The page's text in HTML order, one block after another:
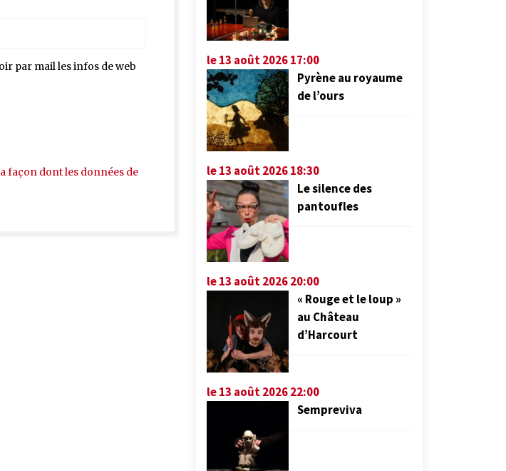
par mail les infos de web
façon dont les données de
le 13 août 2026 17:00
Pyrène au royaume
de l’ours
le 13 août 2026 18:30
Le silence des
pantoufles
le 13 août 2026 20:00
« Rouge et le loup »
au Château
d’Harcourt
le 13 août 2026 22:00
Sempreviva